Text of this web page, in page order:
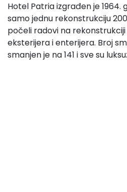
Hotel Patria izgrađen je 1964.
samo jednu rekonstrukciju
počeli radovi na
eksterijera i enterijera. Broj
smanjen je na 141 i sve su